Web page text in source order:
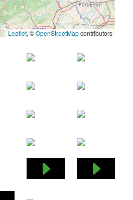
Leaflet, ©OpenStreetMapcontributors